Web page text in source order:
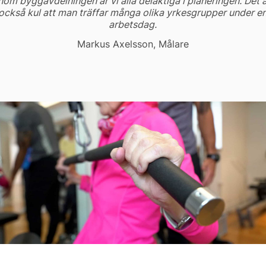
kul att man träffar många olika yrkesgrupper under
arbetsdag.
Markus Axelsson, Målare